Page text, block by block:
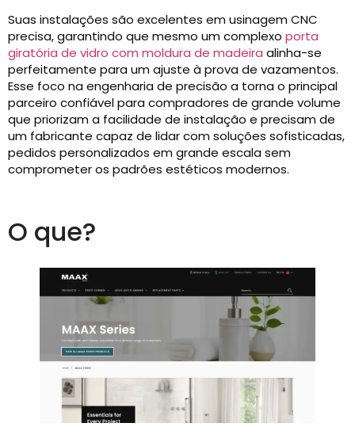
Suas instalações são excelentes em usinagem CNC
precisa, garantindo que mesmo um complexo porta
giratória de vidro com moldura de madeira alinha-se
perfeitamente para um ajuste à prova de vazamentos.
Esse foco na engenharia de precisão a torna o principal
parceiro confiável para compradores de grande volume
que priorizam a facilidade de instalação e precisam de
um fabricante capaz de lidar com soluções sofisticadas,
pedidos personalizados em grande escala sem
comprometer os padrões estéticos modernos.
O que?